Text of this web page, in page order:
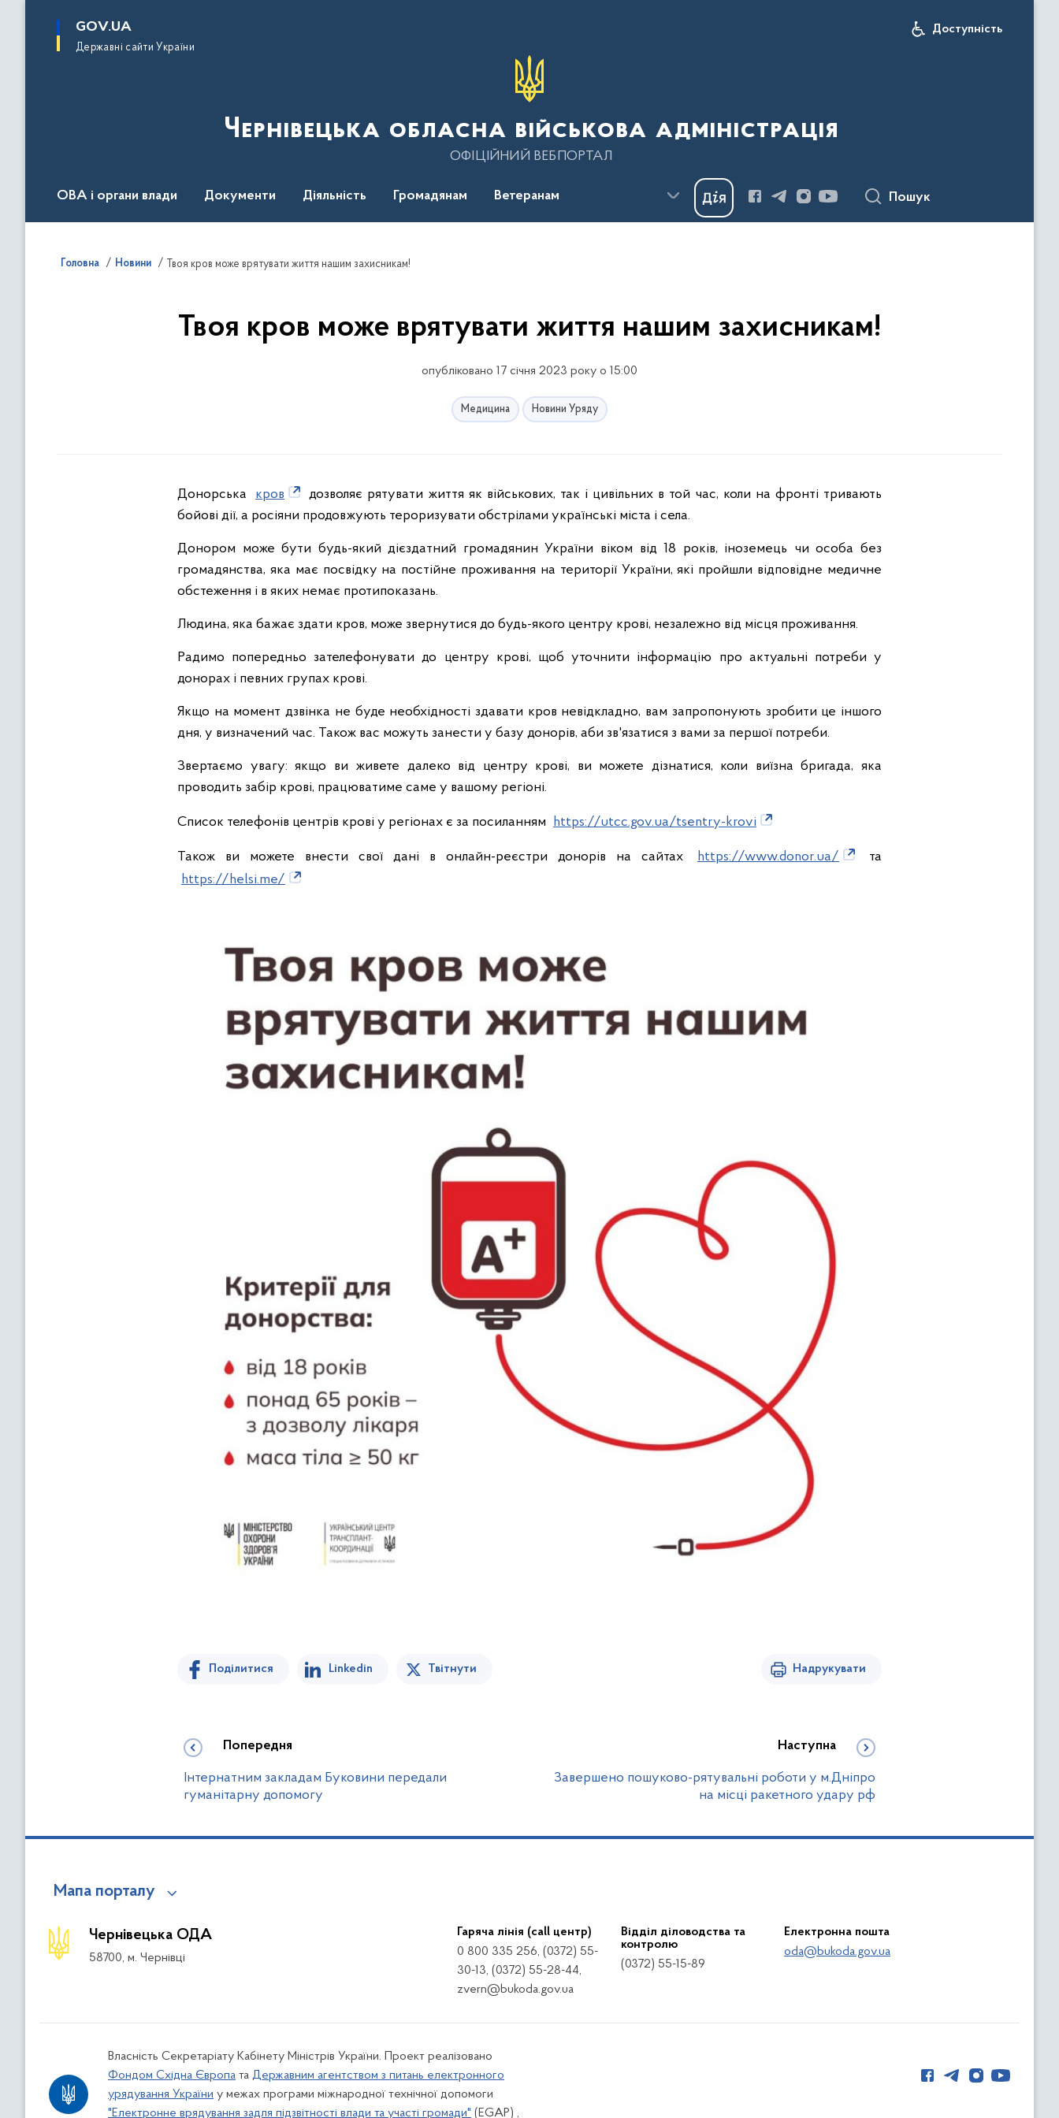
основного
GOV.UA
Державні сайти України
Доступність
Чернівецька обласна військова адміністрація
ОФІЦІЙНИЙ ВЕБПОРТАЛ
ОВА і органи влади Документи Діяльність Громадянам Ветеранам Пошук
Головна Новини Твоя кров може врятувати життя нашим захисникам!
Твоя кров може врятувати життя нашим захисникам!
опубліковано 17 січня 2023 року о 15:00
Медицина Новини Уряду
Донорська кров
дозволяє рятувати життя як військових, так і цивільних в той час, коли на фронті тривають
бойові дії, а росіяни продовжують тероризувати обстрілами українські міста і села.
Донором може бути будь-який дієздатний громадянин України віком від 18 років, іноземець чи особа без
громадянства, яка має посвідку на постійне проживання на території України, які пройшли відповідне медичне
обстеження і в яких немає протипоказань.
Людина, яка бажає здати кров, може звернутися до будь-якого центру крові, незалежно від місця проживання.
Радимо попередньо зателефонувати до центру крові, щоб уточнити інформацію про актуальні потреби у
донорах і певних групах крові.
Якщо на момент дзвінка не буде необхідності здавати кров невідкладно, вам запропонують зробити це іншого
дня, у визначений час. Також вас можуть занести у базу донорів, аби зв'язатися з вами за першої потреби.
Звертаємо увагу: якщо ви живете далеко від центру крові, ви можете дізнатися, коли виїзна бригада, яка
проводить забір крові, працюватиме саме у вашому регіоні.
Список телефонів центрів крові у регіонах є за посиланням https://utcc.gov.ua/tsentry-krovi
Також ви можете внести свої дані в онлайн-реєстри донорів на сайтах https://www.donor.ua/
та
https://helsi.me/
Поділитися Linkedin Твітнути Надрукувати
Попередня
Інтернатним закладам Буковини передали
гуманітарну допомогу
Наступна
Завершено пошуково-рятувальні роботи у м.Дніпро
на місці ракетного удару рф
Мапа порталу
Чернівецька ОДА
58700, м. Чернівці
Гаряча лінія (call центр)
0 800 335 256, (0372) 55-
30-13, (0372) 55-28-44,
zvern@bukoda.gov.ua
Відділ діловодства та
контролю
(0372) 55-15-89
Електронна пошта
oda@bukoda.gov.ua
Власність Секретаріату Кабінету Міністрів України. Проект реалізовано
Фондом Східна Європа та Державним агентством з питань електронного
урядування України у межах програми міжнародної технічної допомоги
"Електронне врядування задля підзвітності влади та участі громади" (EGAP) ,